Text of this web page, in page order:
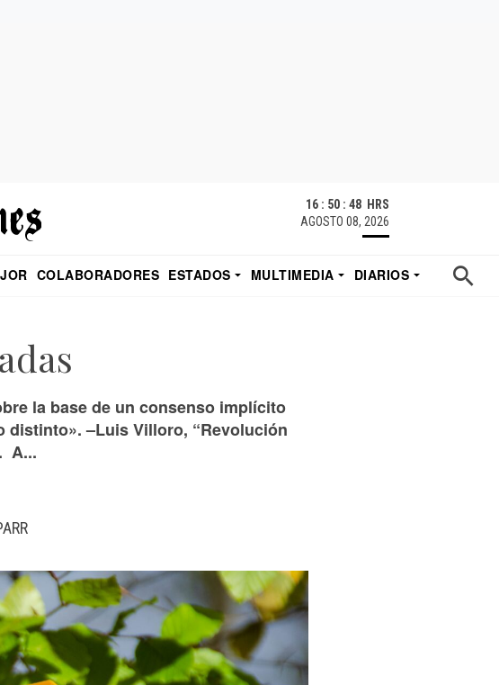
16 : 50 : 49 HRS
AGOSTO 08, 2026
COLABORADORES ESTADOS MULTIMEDIA
DIARIOS
la base de un consenso implícito
distinto». –Luis Villoro, “Revolución
A...